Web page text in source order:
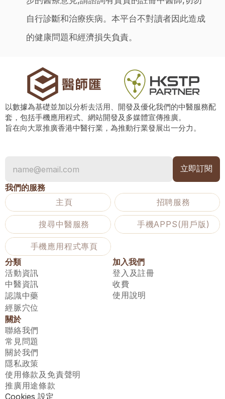
自行診斷和治療疾病。本平台不對讀者因此造成
的健康問題和經濟損失負責。
以數據為基礎並加以分析去活用、開發及優化我們的中醫服務配
套，包括手機應用程式、網站開發及多媒體宣傳推廣。
旨在向大眾推廣香港中醫行業，為推動行業發展出一分力。
我們的服務
主頁
招聘服務
搜尋中醫服務 手機APPS(用戶版)
手機應用程式專頁
分類
活動資訊
中醫資訊
認識中藥
經脈穴位
加入我們
登入及註冊
收費
使用說明
關於
聯絡我們
常見問題
關於我們
隱私政策
使用條款及免責聲明
推廣用途條款
Cookies 設定